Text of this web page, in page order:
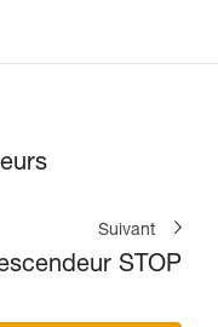
Suivant
STOP